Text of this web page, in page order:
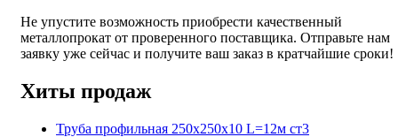
Не упустите возможность приобрести качественный
металлопрокат от проверенного поставщика. Отправьте нам
заявку уже сейчас и получите ваш заказ в кратчайшие сроки!
Хиты продаж
Труба профильная 250х250х10 L=12м ст3